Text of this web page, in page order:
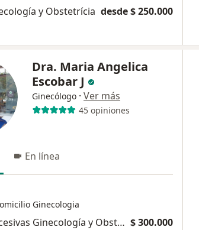
y Obstetrícia desde $ 250.000
Dra. Maria Angelica
Escobar J
Ginecólogo · Ver más
45 opiniones
En línea
Ginecologia
Visitas sucesivas Ginecología y Obstetrícia $ 300.000